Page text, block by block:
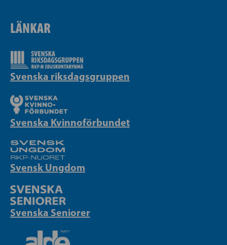
LÄNKAR
Svenska riksdagsgruppen
Svenska Kvinnoförbundet
Svensk Ungdom
Svenska Seniorer